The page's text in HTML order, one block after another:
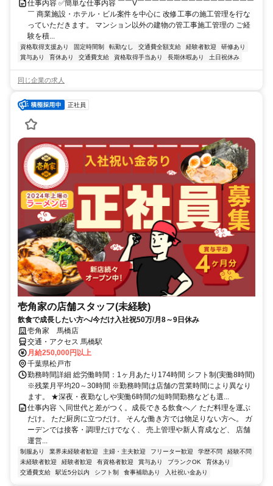
仕事内容 ✅簡単な仕事内容 ￣￣V￣￣￣￣￣￣￣￣￣￣￣￣￣￣￣￣
￣ 商業施設・ホテル・ビル案件を中心に 改修工事の施工管理を行な
っていただきます。 マンション以外の建物の管工事施工管理の ご経
験を積...
資格取得支援あり 固定時間制 転勤なし 交通費全額支給 経験者歓迎
研修あり
賞与あり
育休あり 交通費支給 資格取得手当あり 長期休暇あり 土日祝休み
同じ企業の求人
正社員
壱角家の店舗スタッフ(未経験)
飲食で成長したい方へ/今だけ入社祝50万/月8～9日休み
壱角家 馬橋店
交通・アクセス 馬橋駅
月給250,000円以上
千葉県松戸市
勤務時間詳細 総労働時間：1ヶ月あたり174時間 シフト制(実働8時間)
※残業月平均20～30時間 ※勤務時間は店舗の営業時間により異なり
ます。 ★深夜・夜勤なしや実働6時間の短時間勤務なども選...
仕事内容 ＼同世代と差がつく。成長できる飲食へ／ ただ料理を運ぶ
だけ。 ただ厨房に立つだけ。 そんな働き方では物足りない方へ。 ガ
ーデンでは接客・調理だけでなく、 売上管理や新人育成など、 店舗
運営...
制服あり 業界未経験者歓迎 主婦・主夫歓迎 フリーター歓迎 学歴不問
経験不問
未経験者歓迎
経験者歓迎 有資格者歓迎 賞与あり ブランクOK
育休あり
交通費支給
駅近5分以内 シフト制 食事補助あり 入社祝い金あり